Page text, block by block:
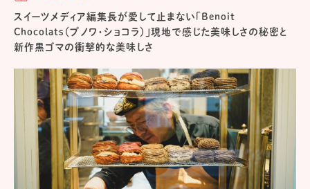
スイーツメディア編集長が愛して止まない「Benoit
Chocolats（ブノワ・ショコラ）」現地で感じた美味しさの秘密と
新作黒ゴマの衝撃的な美味しさ